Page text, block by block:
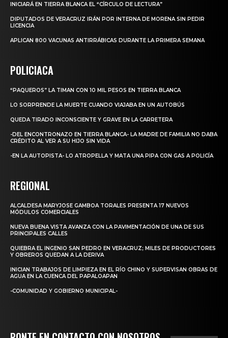
INICIARÁ EN TIERRA BLANCA EL “CÍRCULO DE LECTURA”
DIPUTADOS DE VERACRUZ IRÁN POR INTERNA DE MORENA SIN PEDIR
LICENCIA
APLICAN 800 VACUNAS ANTIRRÁBICAS DURANTE LA PRIMERA SEMANA
POLICIACA
“PAQUEROS” LA TIMAN CON 10 MIL PESOS EN TIERRA BLANCA
LO SORPRENDE LA MUERTE CUANDO VIAJABA EN UN AUTOBÚS
QUEDA TIRADO INCONSCIENTE Y GRAVE EN LA CARRETERA
-DEL ENCONTRONAZO EN TIERRA BLANCA- LA MADRE DE FAMILIA NO DABA
CRÉDITO AL VER A SU HIJO SIN VIDA
-EN LA AUTOPISTA- LO ATROPELLA Y MATA UNA PIPA CON GAS A POLICÍA
REGIONAL
ALCALDESA MARYJOSE GAMBOA TORALES PRESENTA 17 NUEVOS
MÓDULOS COMERCIALES
NUEVA BUENA VISTA AVANZA CON LA PAVIMENTACIÓN DE UNA DE SUS
PRINCIPALES CALLES
QUIEBRA EL INGENIO SAN PEDRO EN VERACRUZ; MILES DE PRODUCTORES
Y OBREROS QUEDAN A LA DERIVA
INICIAN TRABAJOS DE LIMPIEZA EN EL RÍO CHINO Y SUPERVISAN OBRAS DE
AGUA EN LA CUENCA DEL PAPALOAPAN
-COMUNIDAD Y GOBIERNO MUNICIPAL-